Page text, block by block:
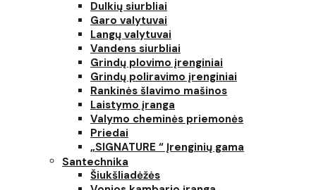
Dulkių siurbliai
Garo valytuvai
Langų valytuvai
Vandens siurbliai
Grindų plovimo įrenginiai
Grindų poliravimo įrenginiai
Rankinės šlavimo mašinos
Laistymo įranga
Valymo cheminės priemonės
Priedai
„SIGNATURE “ Įrenginių gama
Santechnika
Šiukšliadėžės